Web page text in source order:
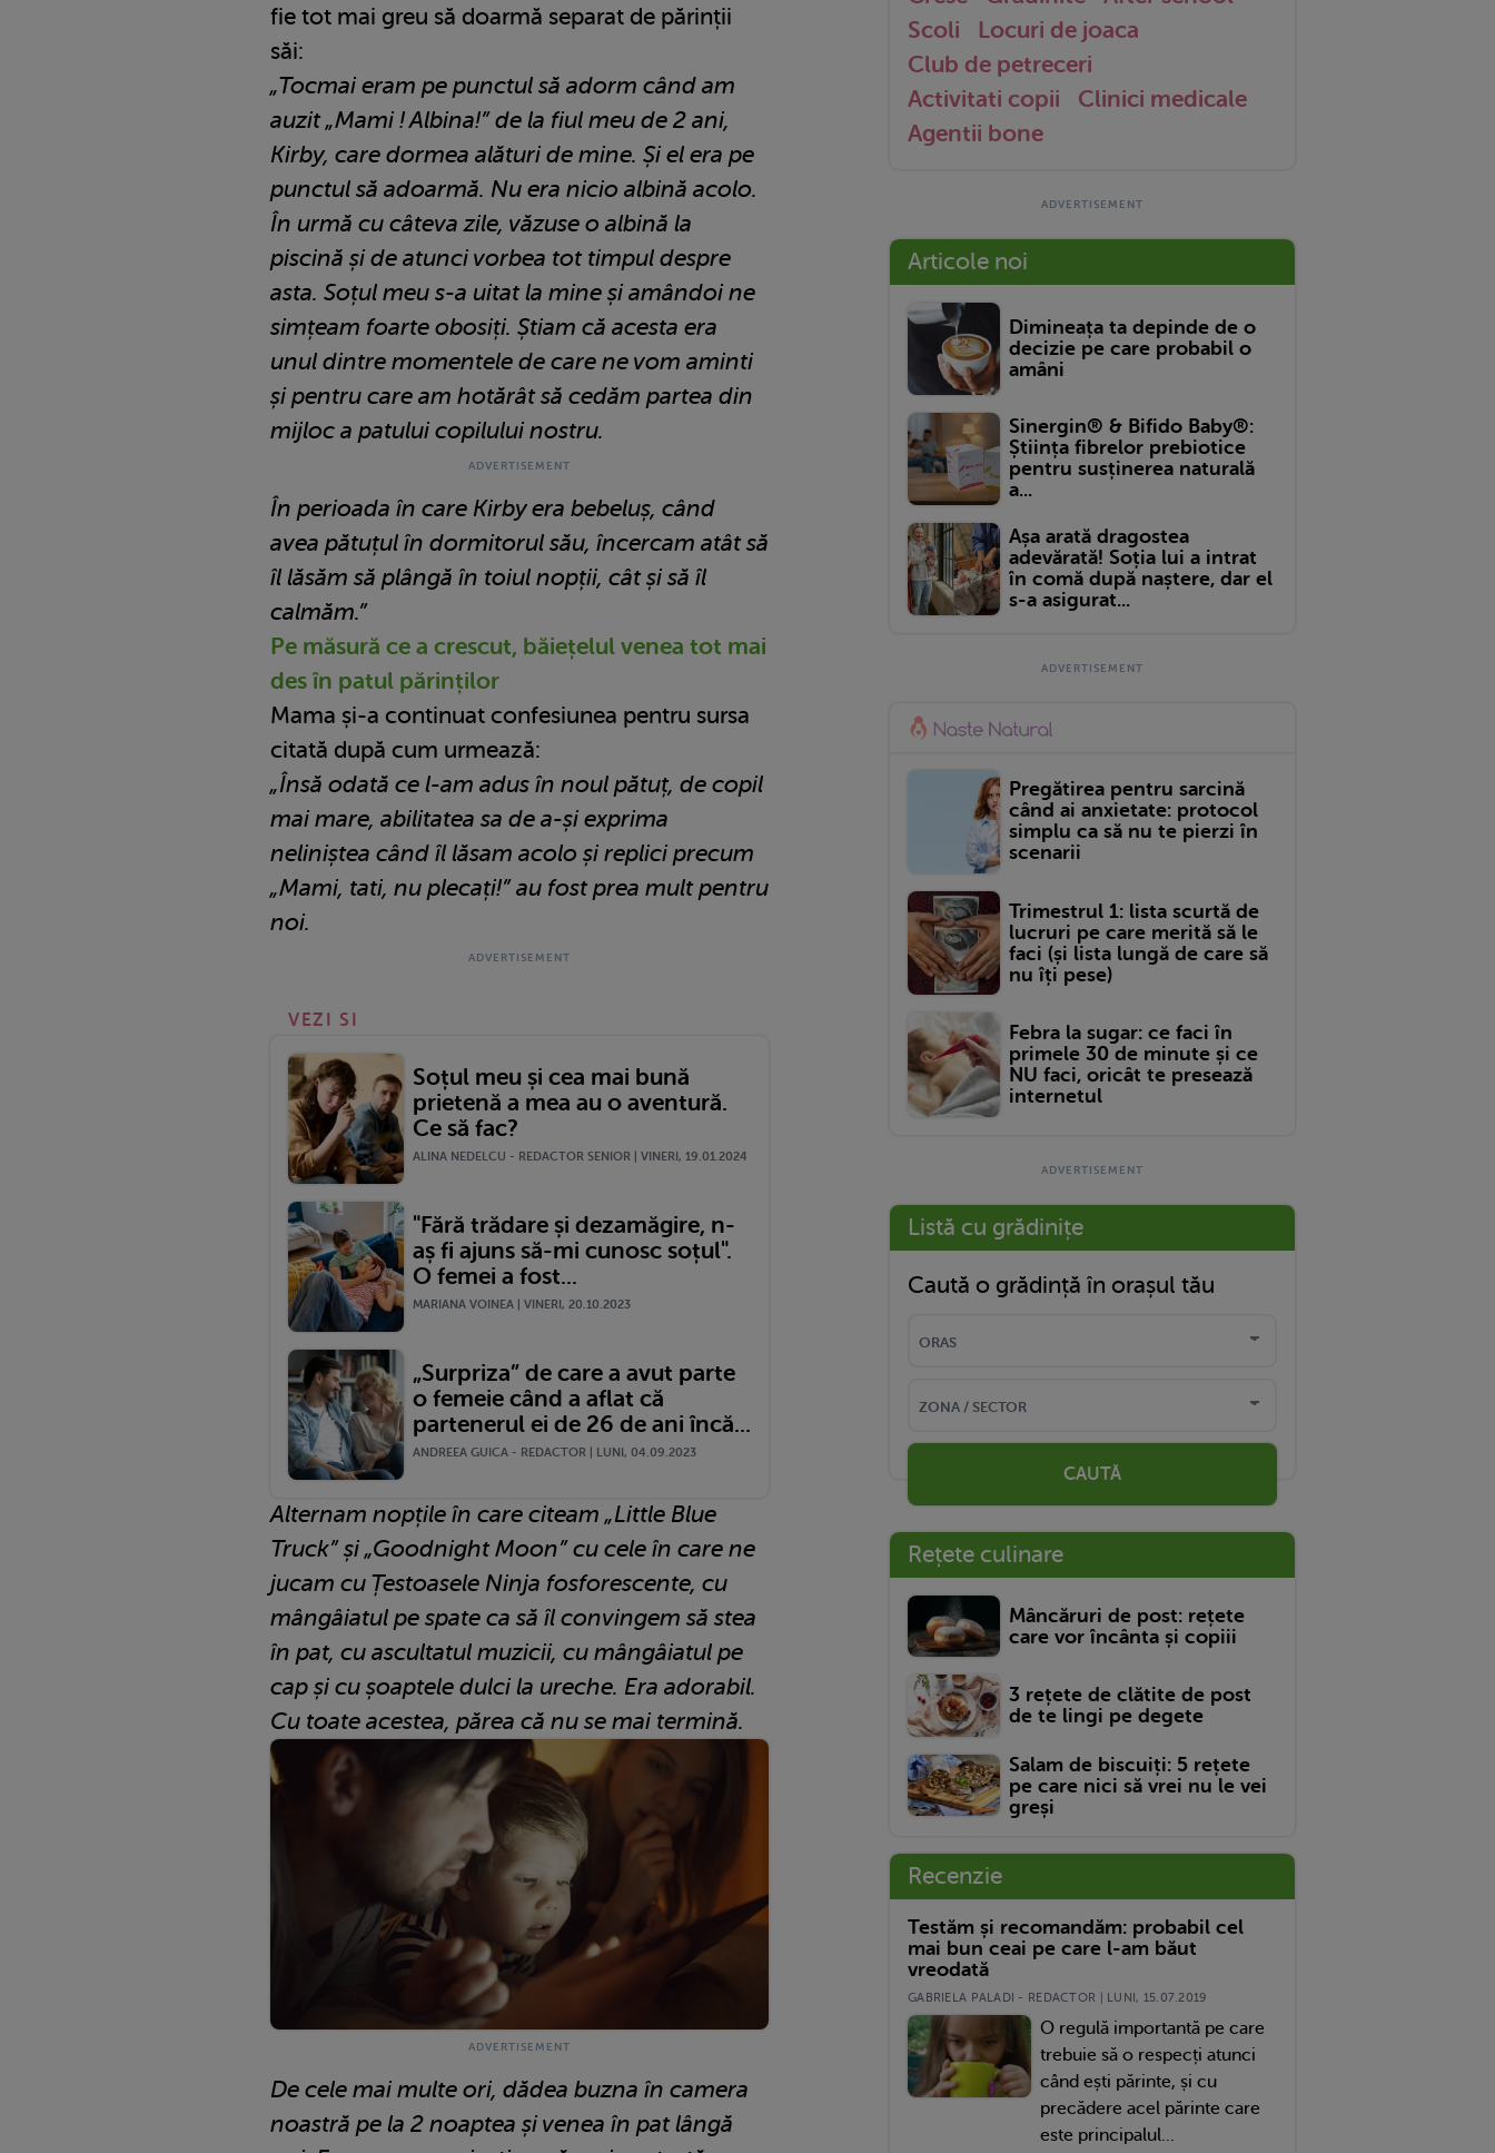
fie tot mai greu să doarmă separat de părinții
săi:
„Tocmai eram pe punctul să adorm când am
auzit „Mami ! Albina!” de la fiul meu de 2 ani,
Kirby, care dormea alături de mine. Și el era pe
punctul să adoarmă. Nu era nicio albină acolo.
În urmă cu câteva zile, văzuse o albină la
piscină și de atunci vorbea tot timpul despre
asta. Soțul meu s-a uitat la mine și amândoi ne
simțeam foarte obosiți. Știam că acesta era
unul dintre momentele de care ne vom aminti
și pentru care am hotărât să cedăm partea din
mijloc a patului copilului nostru.
În perioada în care Kirby era bebeluș, când
avea pătuțul în dormitorul său, încercam atât să
îl lăsăm să plângă în toiul nopții, cât și să îl
calmăm.”
Pe măsură ce a crescut, băiețelul venea tot mai
des în patul părinților
Mama și-a continuat confesiunea pentru sursa
citată după cum urmează:
„Însă odată ce l-am adus în noul pătuț, de copil
mai mare, abilitatea sa de a-și exprima
neliniștea când îl lăsam acolo și replici precum
„Mami, tati, nu plecați!” au fost prea mult pentru
noi.
VEZI SI
Soțul meu și cea mai bună
prietenă a mea au o aventură.
Ce să fac?
ALINA NEDELCU - REDACTOR SENIOR | VINERI, 19.01.2024
"Fără trădare și dezamăgire, n-
aș fi ajuns să-mi cunosc soțul".
O femei a fost...
MARIANA VOINEA | VINERI, 20.10.2023
„Surpriza” de care a avut parte
o femeie când a aflat că
partenerul ei de 26 de ani încă...
ANDREEA GUICA - REDACTOR | LUNI, 04.09.2023
Alternam nopțile în care citeam „Little Blue
Truck” și „Goodnight Moon” cu cele în care ne
jucam cu Țestoasele Ninja fosforescente, cu
mângâiatul pe spate ca să îl convingem să stea
în pat, cu ascultatul muzicii, cu mângâiatul pe
cap și cu șoaptele dulci la ureche. Era adorabil.
Cu toate acestea, părea că nu se mai termină.
De cele mai multe ori, dădea buzna în camera
noastră pe la 2 noaptea și venea în pat lângă
Scoli
Locuri de joaca
Club de petreceri
Activitati copii
Clinici medicale
Agentii bone
Articole noi
Dimineața ta depinde de o
decizie pe care probabil o
amâni
Sinergin® & Bifido Baby®:
Știința fibrelor prebiotice
pentru susținerea naturală
a...
Așa arată dragostea
adevărată! Soția lui a intrat
în comă după naștere, dar el
s-a asigurat...
Pregătirea pentru sarcină
când ai anxietate: protocol
simplu ca să nu te pierzi în
scenarii
Trimestrul 1: lista scurtă de
lucruri pe care merită să le
faci (și lista lungă de care să
nu îți pese)
Febra la sugar: ce faci în
primele 30 de minute și ce
NU faci, oricât te presează
internetul
Listă cu grădinițe
Caută o grădință în orașul tău
CAUTĂ
Rețete culinare
Mâncăruri de post: rețete
care vor încânta și copiii
3 rețete de clătite de post
de te lingi pe degete
Salam de biscuiți: 5 rețete
pe care nici să vrei nu le vei
greși
Recenzie
Testăm și recomandăm: probabil cel
mai bun ceai pe care l-am băut
vreodată
GABRIELA PALADI - REDACTOR | LUNI, 15.07.2019
O regulă importantă pe care
trebuie să o respecți atunci
când ești părinte, și cu
precădere acel părinte care
este principalul...